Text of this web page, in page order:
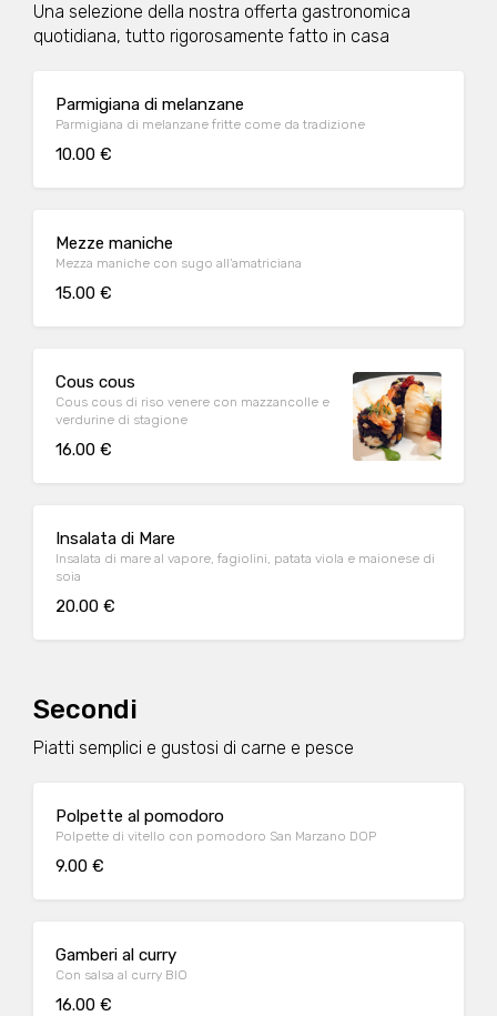
Una selezione della nostra offerta gastronomica
quotidiana, tutto rigorosamente fatto in casa
Parmigiana di melanzane
Parmigiana di melanzane fritte come da tradizione
10.00 €
Mezze maniche
Mezza maniche con sugo all’amatriciana
15.00 €
Cous cous
Cous cous di riso venere con mazzancolle e
verdurine di stagione
16.00 €
Insalata di Mare
Insalata di mare al vapore, fagiolini, patata viola e maionese di
soia
20.00 €
Secondi
Piatti semplici e gustosi di carne e pesce
Polpette al pomodoro
Polpette di vitello con pomodoro San Marzano DOP
9.00 €
Gamberi al curry
Con salsa al curry BIO
16.00 €